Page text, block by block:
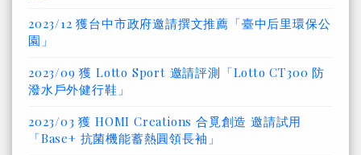
2023/12 獲台中市政府邀請撰文推薦「臺中后里環保公
園」
2023/09 獲 Lotto Sport 邀請評測「Lotto CT300 防
潑水戶外健行鞋」
2023/03 獲 HOMI Creations 合覓創造 邀請試用
「Base+ 抗菌機能蓄熱圓領長袖」